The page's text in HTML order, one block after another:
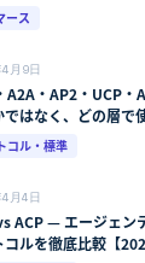
ース
月9日
A2A・AP2・UCP
ではなく、どの層で
コル・標準
月4日
ACP — エージェン
コルを徹底比較【